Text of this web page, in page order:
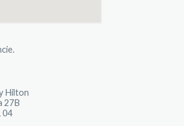
Hilton
27B
04